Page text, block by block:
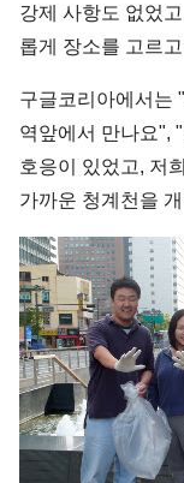
강제 사항도 없었
롭게 장소를 고르
구글코리아에서는
역앞에서 만나요",
호응이 있었고, 저
가까운 청계천을